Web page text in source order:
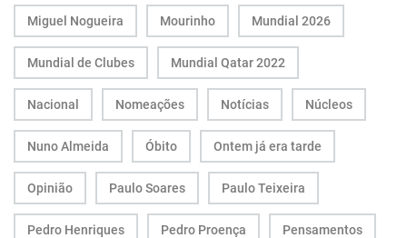
Miguel Nogueira Mourinho Mundial 2026
Mundial de Clubes Mundial Qatar 2022
Nacional Nomeações Notícias Núcleos
Nuno Almeida Óbito Ontem já era tarde
Opinião Paulo Soares Paulo Teixeira
Pedro Henriques Pedro Proença Pensamentos